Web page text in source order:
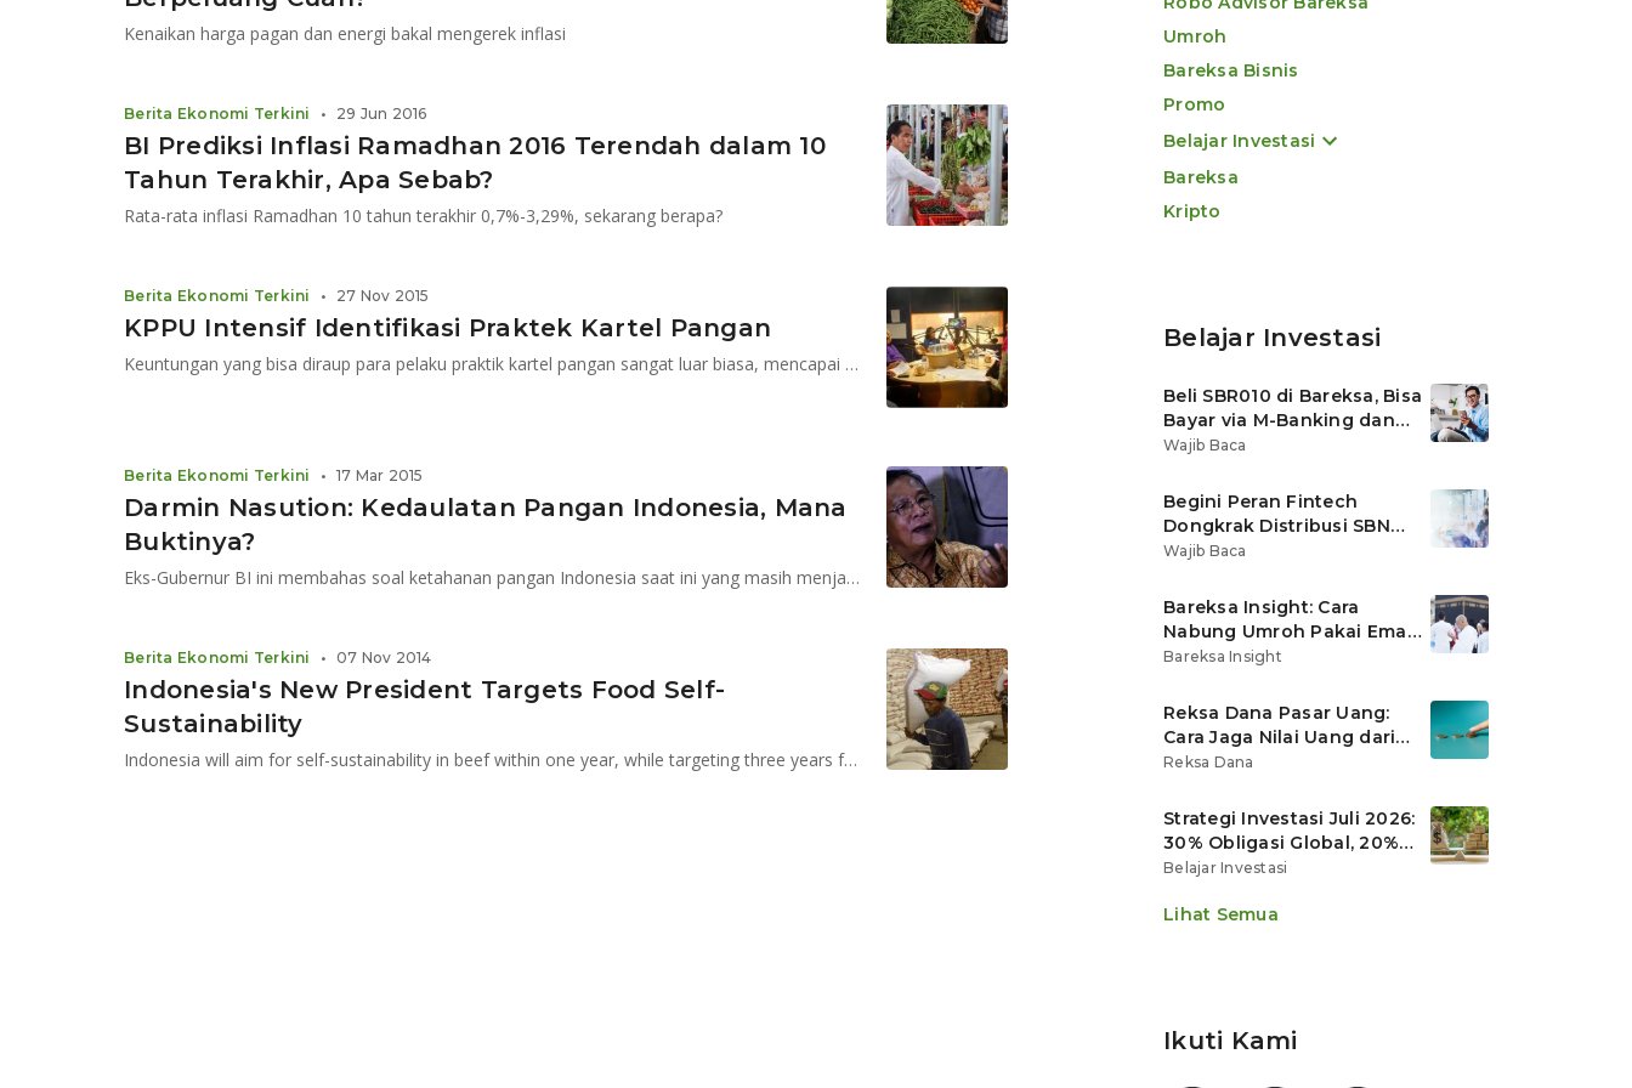
Kenaikan harga pagan dan energi bakal mengerek inflasi
BI Prediksi Inflasi Ramadhan 2016 Terendah dalam 10
Tahun Terakhir, Apa Sebab?
Rata-rata inflasi Ramadhan 10 tahun terakhir 0,7%-3,29%, sekarang berapa?
Berita Ekonomi Terkini • 29 Jun 2016
KPPU Intensif Identifikasi Praktek Kartel Pangan
Keuntungan yang bisa diraup para pelaku praktik kartel pangan sangat luar biasa, mencapai Rp 11 triliun per tahun
Berita Ekonomi Terkini • 27 Nov 2015
Darmin Nasution: Kedaulatan Pangan Indonesia, Mana
Buktinya?
Eks-Gubernur BI ini membahas soal ketahanan pangan Indonesia saat ini yang masih menjadi pengimpor beras.
Berita Ekonomi Terkini • 17 Mar 2015
Indonesia's New President Targets Food Self-
Sustainability
Indonesia will aim for self-sustainability in beef within one year, while targeting three years for rice
Berita Ekonomi Terkini • 07 Nov 2014
Umroh
Bareksa Bisnis
Promo
Belajar Investasi
Bareksa
Kripto
Belajar Investasi
Beli SBR010 di Bareksa, Bisa
Bayar via M-Banking dan
OVO di Tokopedia
Wajib Baca
Begini Peran Fintech
Dongkrak Distribusi SBN
Ritel
Wajib Baca
Bareksa Insight: Cara
Nabung Umroh Pakai Emas
Digital agar Nilainya
Bareksa Insight
Reksa Dana Pasar Uang:
Cara Jaga Nilai Uang dari
Gerusan Inflasi
Reksa Dana
Strategi Investasi Juli 2026:
30% Obligasi Global, 20%
Emas, Saham Ekspor Jadi
Belajar Investasi
Lihat Semua
Ikuti Kami